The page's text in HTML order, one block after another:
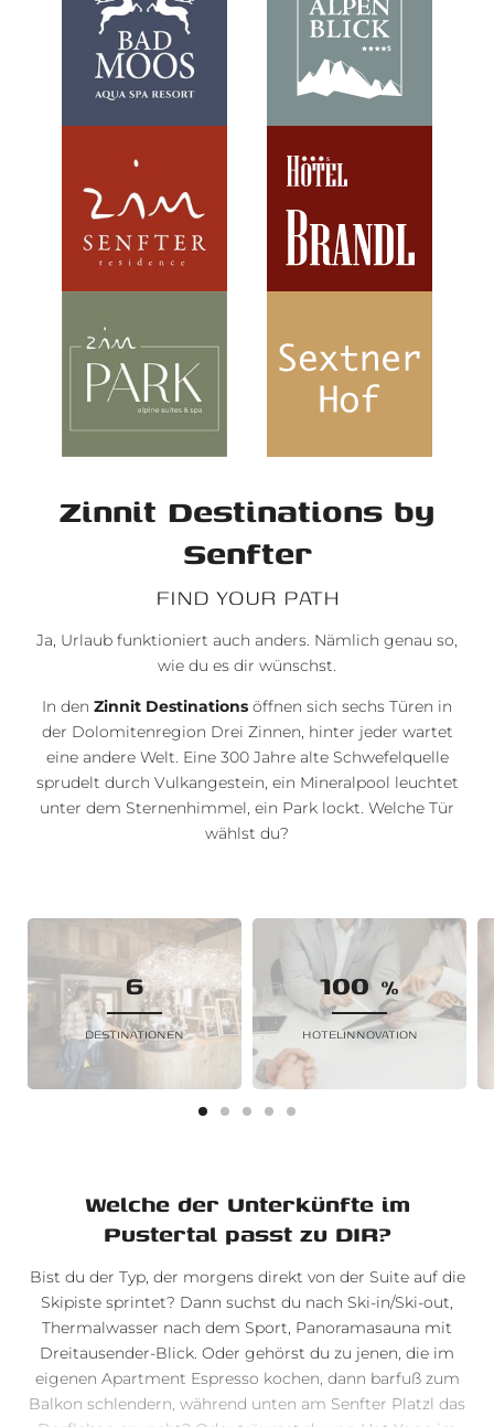
Zinnit Destinations by
Senfter
FIND YOUR PATH
Ja, Urlaub funktioniert auch anders. Nämlich genau so,
wie du es dir wünschst.
In den Zinnit Destinations öffnen sich sechs Türen in
der Dolomitenregion Drei Zinnen, hinter jeder wartet
eine andere Welt. Eine 300 Jahre alte Schwefelquelle
sprudelt durch Vulkangestein, ein Mineralpool leuchtet
unter dem Sternenhimmel, ein Park lockt. Welche Tür
wählst du?
6
DESTINATIONEN
100 %
HOTELINNOVATION
Welche der Unterkünfte im
Pustertal passt zu DIR?
Bist du der Typ, der morgens direkt von der Suite auf die
Skipiste sprintet? Dann suchst du nach Ski-in/Ski-out,
Thermalwasser nach dem Sport, Panoramasauna mit
Dreitausender-Blick. Oder gehörst du zu jenen, die im
eigenen Apartment Espresso kochen, dann barfuß zum
Balkon schlendern, während unten am Senfter Platzl das